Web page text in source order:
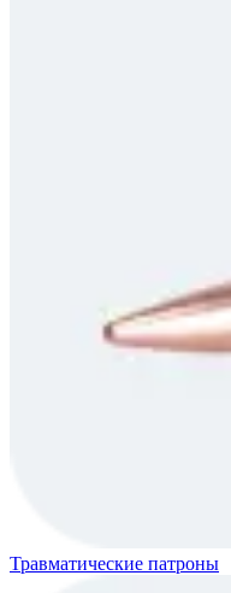
Травматические патроны